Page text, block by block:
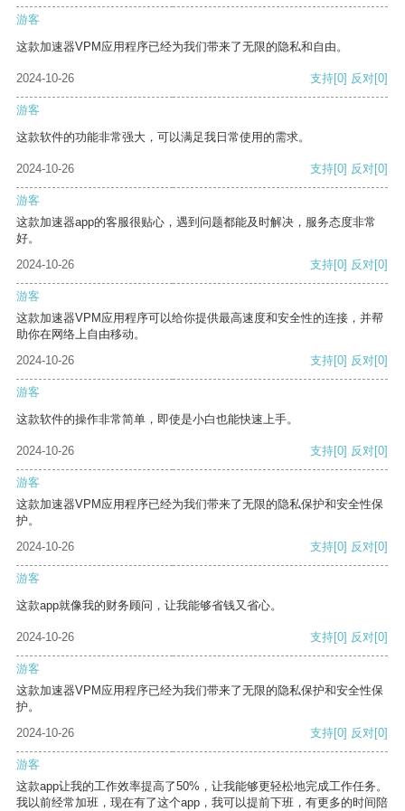
游客
这款加速器VPM应用程序已经为我们带来了无限的隐私和自由。
2024-10-26 支持[0] 反对[0]
游客
这款软件的功能非常强大，可以满足我日常使用的需求。
2024-10-26 支持[0] 反对[0]
游客
这款加速器app的客服很贴心，遇到问题都能及时解决，服务态度非常
好。
2024-10-26
支持[0] 反对[0]
游客
这款加速器VPM应用程序可以给你提供最高速度和安全性的连接，并帮
助你在网络上自由移动。
2024-10-26
支持[0] 反对[0]
游客
这款软件的操作非常简单，即使是小白也能快速上手。
2024-10-26 支持[0] 反对[0]
游客
这款加速器VPM应用程序已经为我们带来了无限的隐私保护和安全性保
护。
2024-10-26
支持[0] 反对[0]
游客
这款app就像我的财务顾问，让我能够省钱又省心。
2024-10-26 支持[0] 反对[0]
游客
这款加速器VPM应用程序已经为我们带来了无限的隐私保护和安全性保
护。
2024-10-26
支持[0] 反对[0]
游客
这款app让我的工作效率提高了50%，让我能够更轻松地完成工作任务。
我以前经常加班，现在有了这个app，我可以提前下班，有更多的时间陪